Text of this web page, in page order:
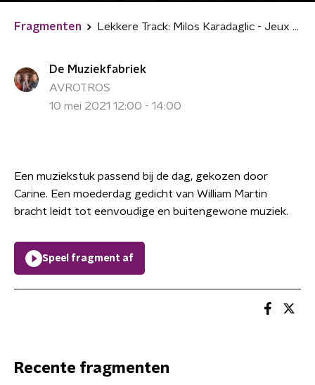
Fragmenten Lekkere Track: Milos Karadaglic - Jeux Interdits
De Muziekfabriek
AVROTROS
10 mei 2021 12:00 - 14:00
Een muziekstuk passend bij de dag, gekozen door
Carine. Een moederdag gedicht van William Martin
bracht leidt tot eenvoudige en buitengewone muziek.
Speel fragment af
Recente fragmenten